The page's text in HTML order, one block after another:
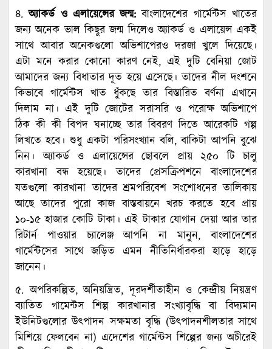
৪.অ্যাকর্ড ও এলায়েন্সের জন্ম: বাংলাদেশের গার্মেন্টস খাতের
জন্য অনেক ভাল কিছুর জন্ম দিলেও অ্যাকর্ড ও এলায়েন্স একই
সাথে আবার অনেকগুলো অভিশাপেরও দরজা খুলে দিয়েছে।
এটা মনে করার কোনো কারণ নেই, এই দুটি বেনিয়া জোট
আমাদের জন্য বিধাতার দূত হয়ে এসেছে। তাদের নীল দংশনে
কিভাবে গার্মেন্টস খাত ধুঁকছে তার বিস্তারিত বর্ণনা এখানে
দিলাম না। এই দুটি জোটের সরাসরি ও পরোক্ষ অভিশাপে
ঠিক কী কী বিপদ ঘনাচ্ছে তার বিবরণ দিতে আরেকটি গল্প
লিখতে হবে। শুধু একটা পরিসংখ্যান বলি, বাকিটা আপনি বুঝে
নিন। অ্যাকর্ড ও এলায়েন্সের ছোবলে প্রায় ২৫০ টি চালু
কারখানা বন্ধ হয়েছে। তাদের প্রেসক্রিপশনে বাংলাদেশের
যতগুলো কারখানা তাদের শ্রমপরিবেশ সংশোধনের তালিকায়
আছে তাদের পুরো কাজ বাস্তবায়নে খরচ করতে হবে প্রায়
১০-১৫ হাজার কোটি টাকা। এই টাকার যোগান দেয়া আর তার
রিটার্ন পাওয়ার চ্যালেঞ্জ আপনি না মানুন, বাংলাদেশের
গার্মেন্টসের সাথে জড়িত এমন নীতিনির্ধারকরা হাড়ে হাড়ে
জানেন।
৫. অপরিকল্পিত, অনিয়ন্ত্রিত, দূরদর্শীতাহীন ও কেন্দ্রীয় নিয়ন্ত্রণ
ব্যাতিত গামেন্টস শিল্প কারখানার সংখ্যাবৃদ্ধি বা বিদ্যমান
ইউনিটগুলোর উৎপাদন সক্ষমতা বৃদ্ধি (উৎপাদনশীলতার সাথে
মিশিয়ে ফেলবেন না) এদেশের গার্মেন্টস শিল্পের জন্য অচীরেই